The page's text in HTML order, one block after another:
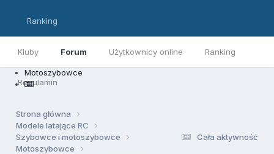
Kluby Forum Użytkownicy online Ranking
Regulamin
Ranking
Motoszybowce
Cała aktywność
Strona główna
Modele latające RC
Szybowce i motoszybowce
Motoszybowce